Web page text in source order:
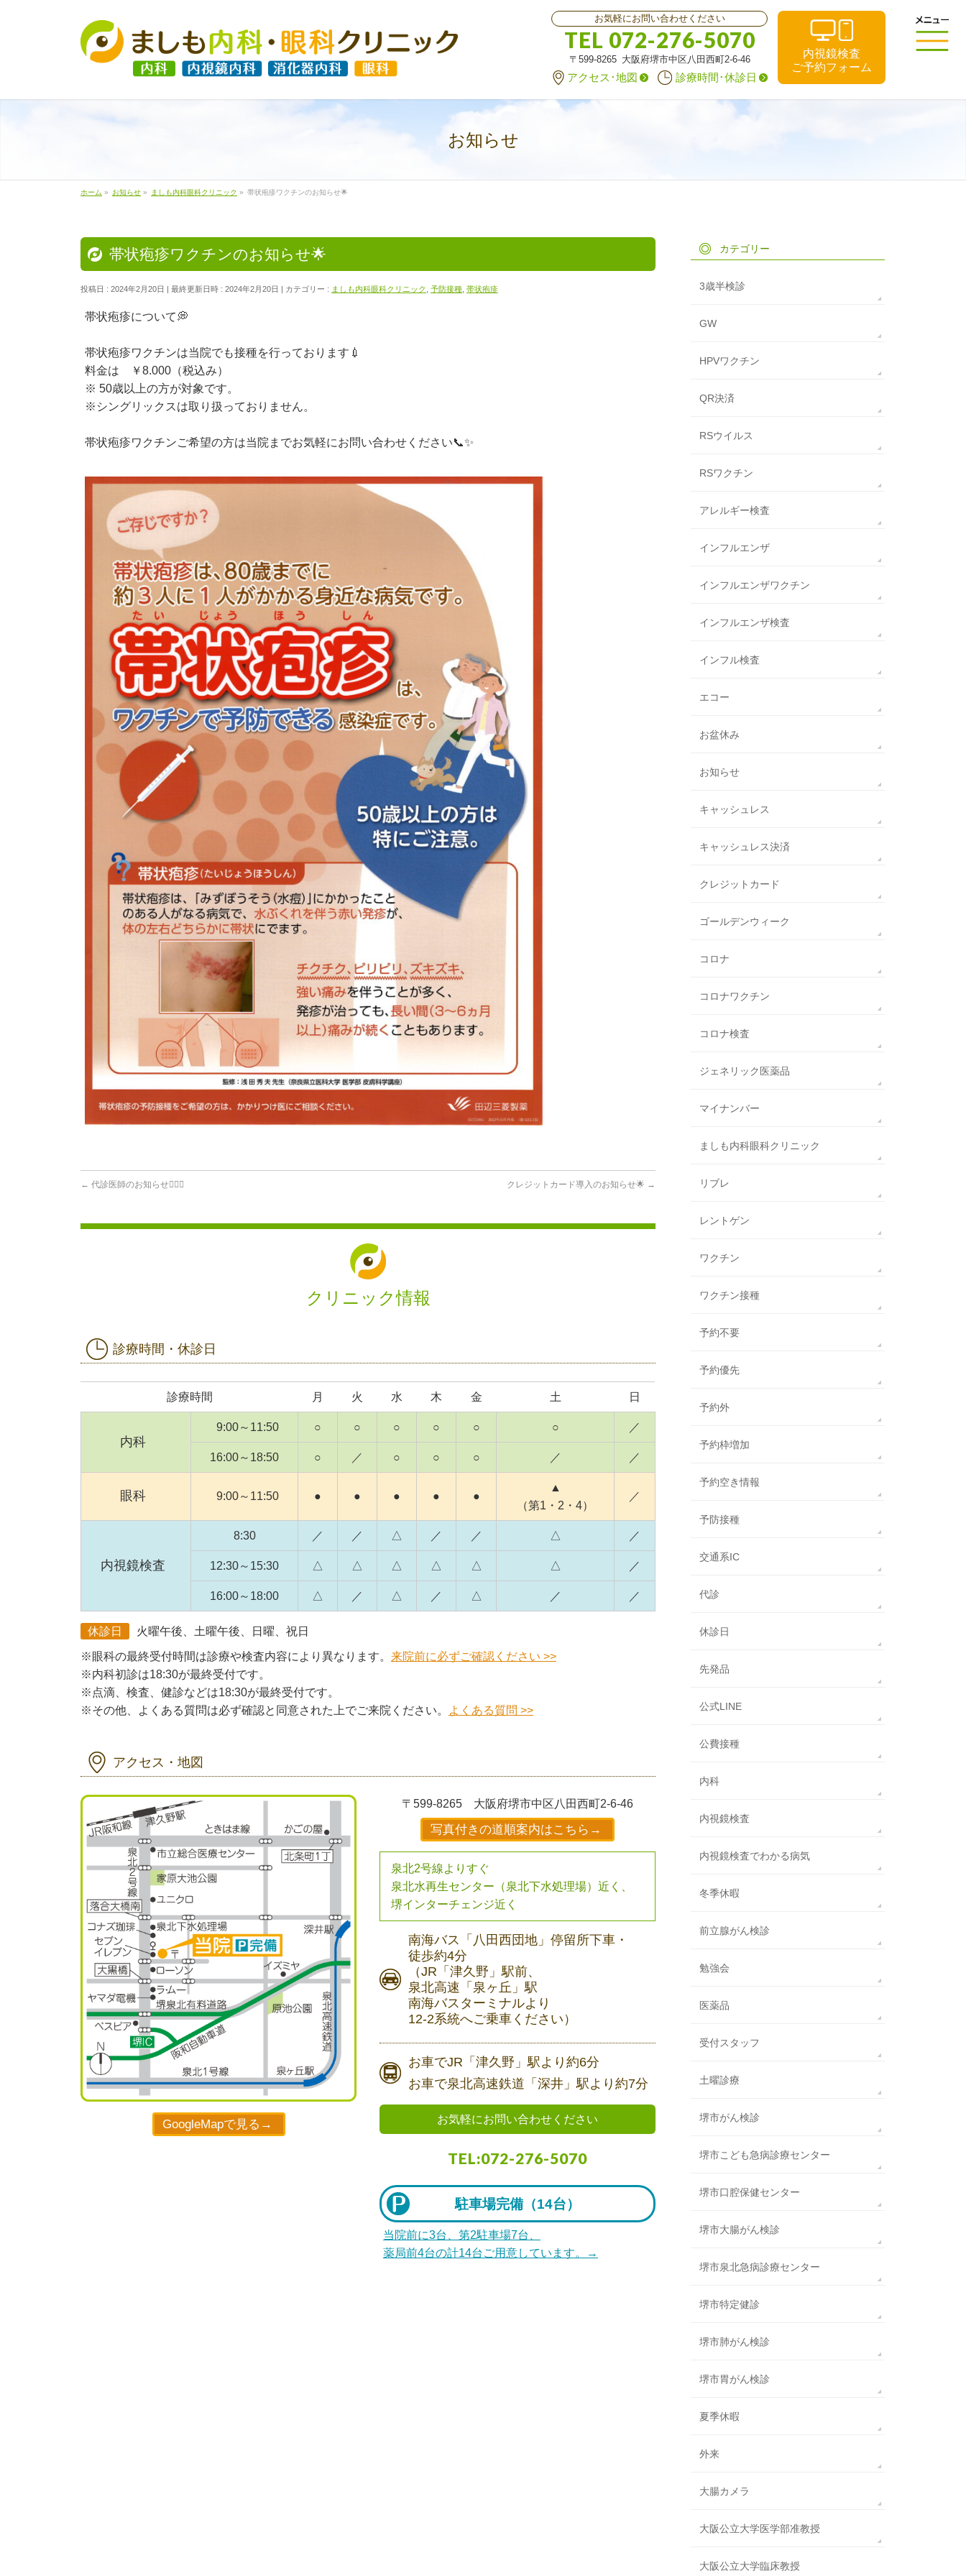
お気軽にお問い合わせください
TEL 072-276-5070
〒599-8265 大阪府堺市中区八田西町2-6-46
アクセス･地図 診療時間･休診日
内視鏡検査
ご予約フォーム
お知らせ
ホーム » お知らせ » ましも内科眼科クリニック » 帯状疱疹ワクチンのお知らせ🌟
帯状疱疹ワクチンのお知らせ🌟
投稿日 : 2024年2月20日 最終更新日時 : 2024年2月20日 カテゴリー : ましも内科眼科クリニック 予防接種 帯状疱疹
帯状疱疹について💭
帯状疱疹ワクチンは当院でも接種を行っております💉
料金は ￥8.000（税込み）
※ 50歳以上の方が対象です。
※シングリックスは取り扱っておりません。
帯状疱疹ワクチンご希望の方は当院までお気軽にお問い合わせください📞✨
← 代診医師のお知らせ👨🏻‍⚕️ クレジットカード導入のお知らせ🌟 →
クリニック情報
診療時間・休診日
診療時間 月 火 水 木 金 土 日
内科
9:00～11:50 ○ ○ ○ ○ ○ ○ ／
16:00～18:50 ○ ／ ○ ○ ○ ／ ／
眼科 9:00～11:50 ● ● ● ● ●
▲
（第1・2・4）
／
内視鏡検査
8:30 ／ ／ △ ／ ／ △ ／
12:30～15:30 △ △ △ △ △ △ ／
16:00～18:00 △ ／ △ ／ △ ／ ／
休診日 火曜午後、土曜午後、日曜、祝日
※眼科の最終受付時間は診療や検査内容により異なります。 来院前に必ずご確認ください >>
※内科初診は18:30が最終受付です。
※点滴、検査、健診などは18:30が最終受付です。
※その他、よくある質問は必ず確認と同意された上でご来院ください。
よくある質問 >>
アクセス・地図
GoogleMapで見る→
〒599-8265 大阪府堺市中区八田西町2-6-46
写真付きの道順案内はこちら→
泉北2号線よりすぐ
泉北水再生センター（泉北下水処理場）近く、
堺インターチェンジ近く
南海バス 「八田西団地」停留所下車・
徒歩約4分
（JR「津久野」駅前、
泉北高速「泉ヶ丘」駅
南海バスターミナルより
12-2系統へご乗車ください）
お車でJR「津久野」駅より 約6分
お車で泉北高速鉄道「深井」駅より 約7分
お気軽にお問い合わせください
TEL:072-276-5070
駐車場完備（14台）
当院前に3台、第2駐車場7台、
薬局前4台の計14台ご用意しています。→
カテゴリー
3歳半検診
GW
HPVワクチン
QR決済
RSウイルス
RSワクチン
アレルギー検査
インフルエンザ
インフルエンザワクチン
インフルエンザ検査
インフル検査
エコー
お盆休み
お知らせ
キャッシュレス
キャッシュレス決済
クレジットカード
ゴールデンウィーク
コロナ
コロナワクチン
コロナ検査
ジェネリック医薬品
マイナンバー
ましも内科眼科クリニック
リブレ
レントゲン
ワクチン
ワクチン接種
予約不要
予約優先
予約外
予約枠増加
予約空き情報
予防接種
交通系IC
代診
休診日
先発品
公式LINE
公費接種
内科
内視鏡検査
内視鏡検査でわかる病気
冬季休暇
前立腺がん検診
勉強会
医薬品
受付スタッフ
土曜診療
堺市がん検診
堺市こども急病診療センター
堺市口腔保健センター
堺市大腸がん検診
堺市泉北急病診療センター
堺市特定健診
堺市肺がん検診
堺市胃がん検診
夏季休暇
外来
大腸カメラ
大阪公立大学医学部准教授
大阪公立大学臨床教授